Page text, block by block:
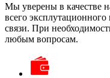
Мы уверены в качестве
всего
связи. При
любым вопросам.